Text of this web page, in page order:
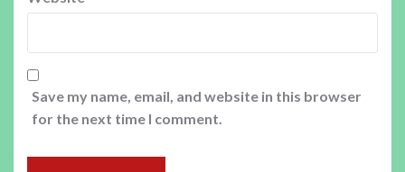
Save my name, email, and website in this browser
for the next time I comment.